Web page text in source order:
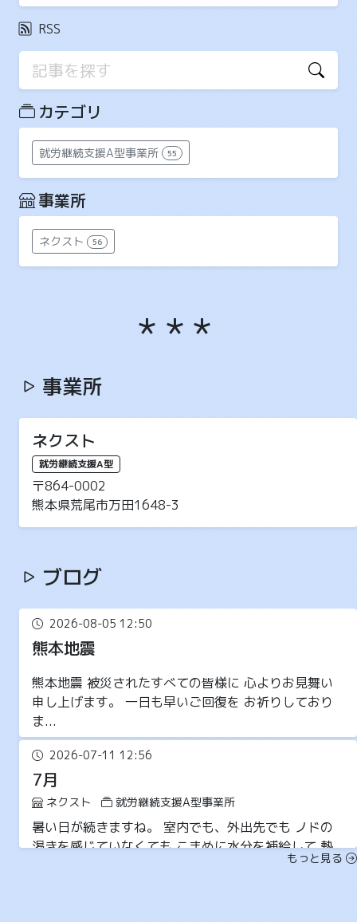
RSS
カテゴリ
就労継続支援A型事業所 55
事業所
ネクスト 56
事業所
ネクスト
就労継続支援A型
〒864-0002
熊本県荒尾市万田1648-3
ブログ
2026-08-05 12:50
熊本地震
熊本地震 被災されたすべての皆様に 心よりお見舞い
申し上げます。 一日も早いご回復を お祈りしており
ま...
2026-07-11 12:56
7月
ネクスト 就労継続支援A型事業所
暑い日が続きますね。 室内でも、外出先でも ノドの
渇きを感じていなくても こまめに水分を補給して 熱
もっと見る